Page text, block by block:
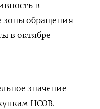
в
зоны обращения
в октябре
значение
HCOB.